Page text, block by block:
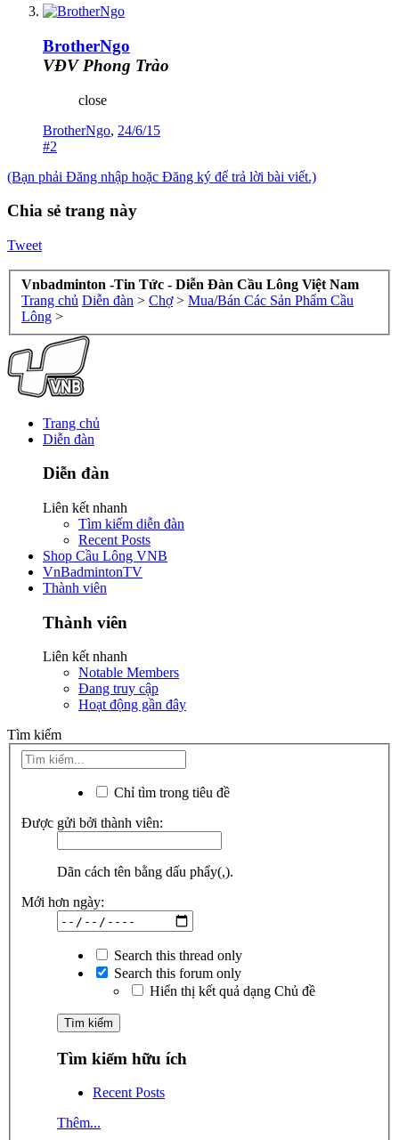
BrotherNgo
VĐV Phong Trào
close
BrotherNgo, 24/6/15
#2
(Bạn phải Đăng nhập hoặc Đăng ký để trả lời bài viết.)
Chia sẻ trang này
Tweet
Vnbadminton -Tin Tức - Diễn Đàn Cầu Lông Việt Nam
Trang chủ Diễn đàn > Chợ > Mua/Bán Các Sản Phẩm Cầu
Lông >
Trang chủ
Diễn đàn
Diễn đàn
Liên kết nhanh
Tìm kiếm diễn đàn
Recent Posts
Shop Cầu Lông VNB
VnBadmintonTV
Thành viên
Thành viên
Liên kết nhanh
Notable Members
Đang truy cập
Hoạt động gần đây
Tìm kiếm
Chỉ tìm trong tiêu đề
Được gửi bởi thành viên:
Dãn cách tên bằng dấu phẩy(,).
Mới hơn ngày:
Search this thread only
Search this forum only
Hiển thị kết quả dạng Chủ đề
Tìm kiếm hữu ích
Recent Posts
Thêm...